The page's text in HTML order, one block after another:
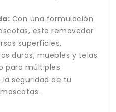
Con una formulación
este removedor
superficies,
duros, muebles y telas.
para múltiples
seguridad de tu